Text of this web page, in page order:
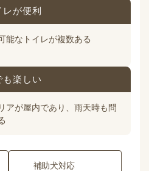
レが便利
能なトイレが複数ある
も楽しい
アが屋内であり、雨天時も問
補助犬対応